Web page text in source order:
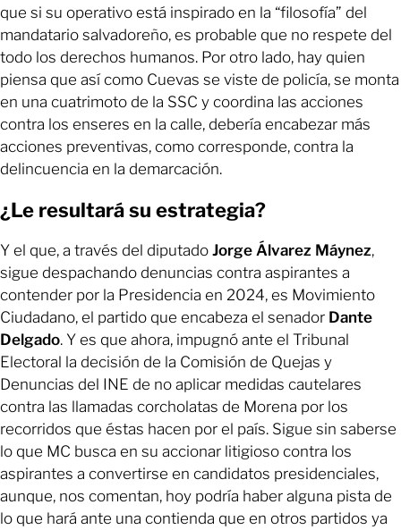
que si su operativo está inspirado en la “filosofía” del
mandatario salvadoreño, es probable que no respete del
todo los derechos humanos. Por otro lado, hay quien
piensa que así como Cuevas se viste de policía, se monta
en una cuatrimoto de la SSC y coordina las acciones
contra los enseres en la calle, debería encabezar más
acciones preventivas, como corresponde, contra la
delincuencia en la demarcación.
¿Le resultará su estrategia?
Y el que, a través del diputado Jorge Álvarez Máynez,
sigue despachando denuncias contra aspirantes a
contender por la Presidencia en 2024, es Movimiento
Ciudadano, el partido que encabeza el senador Dante
Delgado. Y es que ahora, impugnó ante el Tribunal
Electoral la decisión de la Comisión de Quejas y
Denuncias del INE de no aplicar medidas cautelares
contra las llamadas corcholatas de Morena por los
recorridos que éstas hacen por el país. Sigue sin saberse
lo que MC busca en su accionar litigioso contra los
aspirantes a convertirse en candidatos presidenciales,
aunque, nos comentan, hoy podría haber alguna pista de
lo que hará ante una contienda que en otros partidos ya